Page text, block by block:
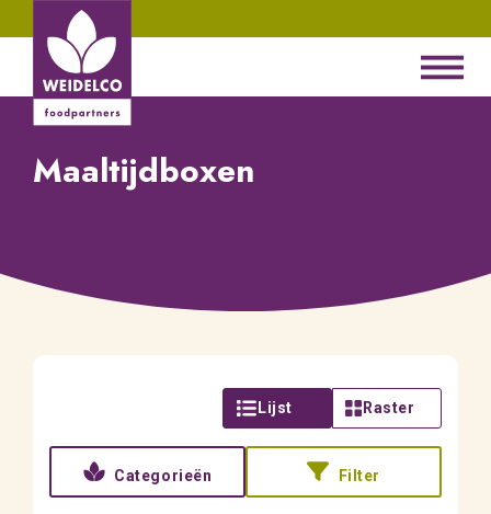
Maaltijdboxen
Lijst Raster
Categorieën Filter